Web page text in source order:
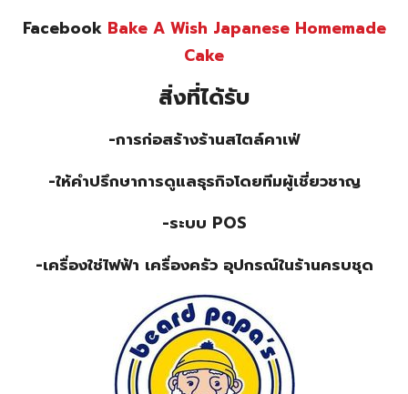
Facebook Bake A Wish Japanese Homemade
Cake
สิ่งที่ได้รับ
-การก่อสร้างร้านสไตล์คาเฟ่
-ให้คำปรึกษาการดูแลธุรกิจโดยทีมผู้เชี่ยวชาญ
-ระบบ POS
-เครื่องใช่ไฟฟ้า เครื่องครัว อุปกรณ์ในร้านครบชุด